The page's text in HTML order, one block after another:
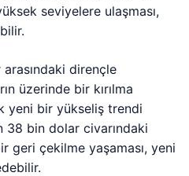
seviyelere ulaşması,
dirençle
üzerinde bir kırılma
yeni bir yükseliş trendi
38 bin dolar civarındaki
geri çekilme yaşaması, yeni